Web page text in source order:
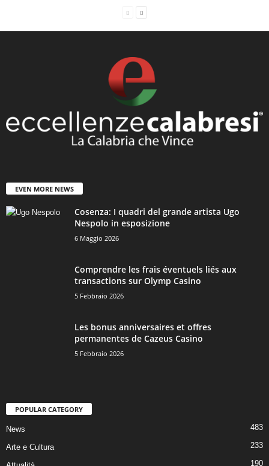
EVEN MORE NEWS
Cosenza: I quadri del grande artista Ugo
Nespolo in esposizione
6 Maggio 2026
Comprendre les frais éventuels liés aux
transactions sur Olymp Casino
5 Febbraio 2026
Les bonus anniversaires et offres
permanentes de Cazeus Casino
5 Febbraio 2026
POPULAR CATEGORY
News 483
Arte e Cultura 233
190